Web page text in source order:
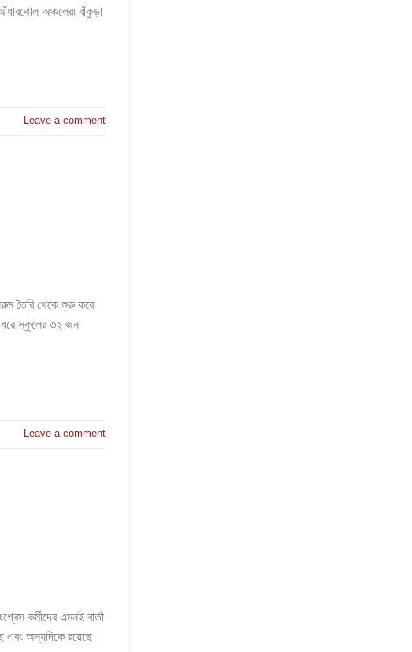
অঞ্চলের৷ বাঁকুড়া
Leave a comment
তৈরি থেকে শুরু করে
স্কুলের ৩২ জন
Leave a comment
কর্মীদের এমনই বার্তা
এবং অন্যদিকে রয়েছে